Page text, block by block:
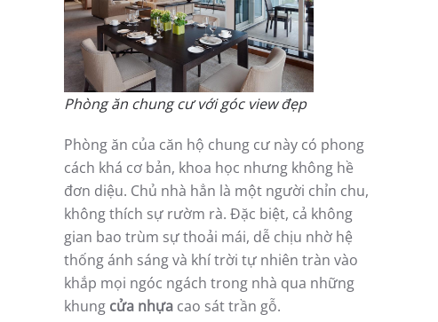
Phòng ăn chung cư với góc view đẹp
Phòng ăn của căn hộ chung cư này có phong
cách khá cơ bản, khoa học nhưng không hề
đơn diệu. Chủ nhà hẳn là một người chỉn chu,
không thích sự rườm rà. Đặc biệt, cả không
gian bao trùm sự thoải mái, dễ chịu nhờ hệ
thống ánh sáng và khí trời tự nhiên tràn vào
khắp mọi ngóc ngách trong nhà qua những
khung cửa nhựa cao sát trần gỗ.